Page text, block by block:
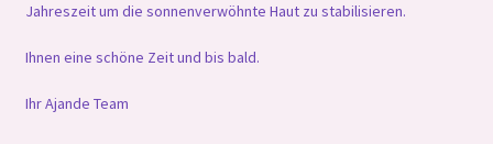
Jahreszeit um die sonnenverwöhnte Haut zu stabilisieren.
Ihnen eine schöne Zeit und bis bald.
Ihr Ajande Team